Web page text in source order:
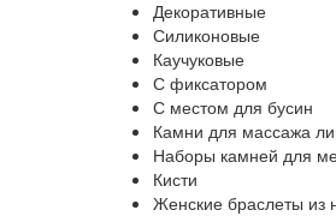
Декоративные
Силиконовые
Каучуковые
С фиксатором
С местом для бусин
Камни для массажа
Наборы камней для
Кисти
Женские браслеты из